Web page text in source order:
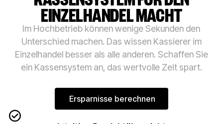
EINZELHANDEL MACHT
Im Hochbetrieb können wenige Sekunden den
Unterschied machen. Das wissen Kassierer im
Einzelhandel besser als alle anderen. Schaffen Sie
ein Kassensystem an, das wertvolle Zeit spart.
Ersparnisse berechnen
Ersparnisse berechnen